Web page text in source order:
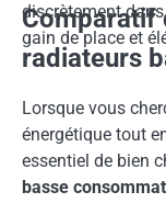
discrètement
gain de place et
Comparatif
radiateurs
Lorsque vous
énergétique tout
essentiel de bien
basse